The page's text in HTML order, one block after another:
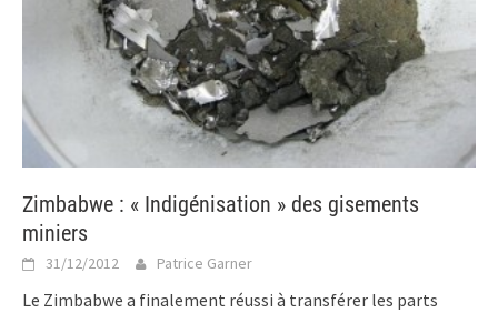
Zimbabwe : « Indigénisation » des gisements
miniers
31/12/2012 Patrice Garner
Le Zimbabwe a finalement réussi à transférer les parts